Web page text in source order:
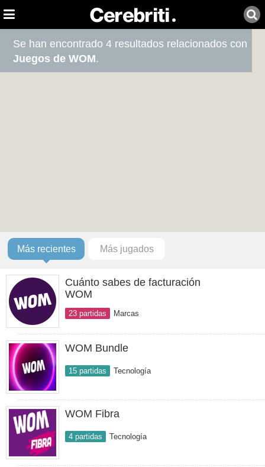
Se han encontrado 4 resultados relacionados con
Juegos de WOM.
Más recientes Más jugados
Cuánto sabes de facturación
WOM
23 partidas Marcas
WOM Bundle
15 partidas Tecnología
WOM Fibra
4 partidas Tecnología